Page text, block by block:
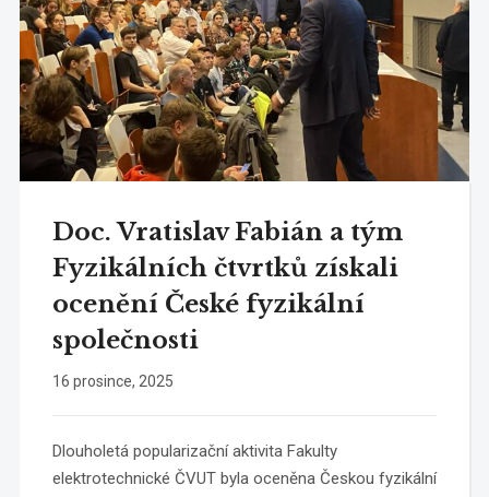
Doc. Vratislav Fabián a tým
Fyzikálních čtvrtků získali
ocenění České fyzikální
společnosti
16 prosince, 2025
Dlouholetá popularizační aktivita Fakulty
elektrotechnické ČVUT byla oceněna Českou fyzikální